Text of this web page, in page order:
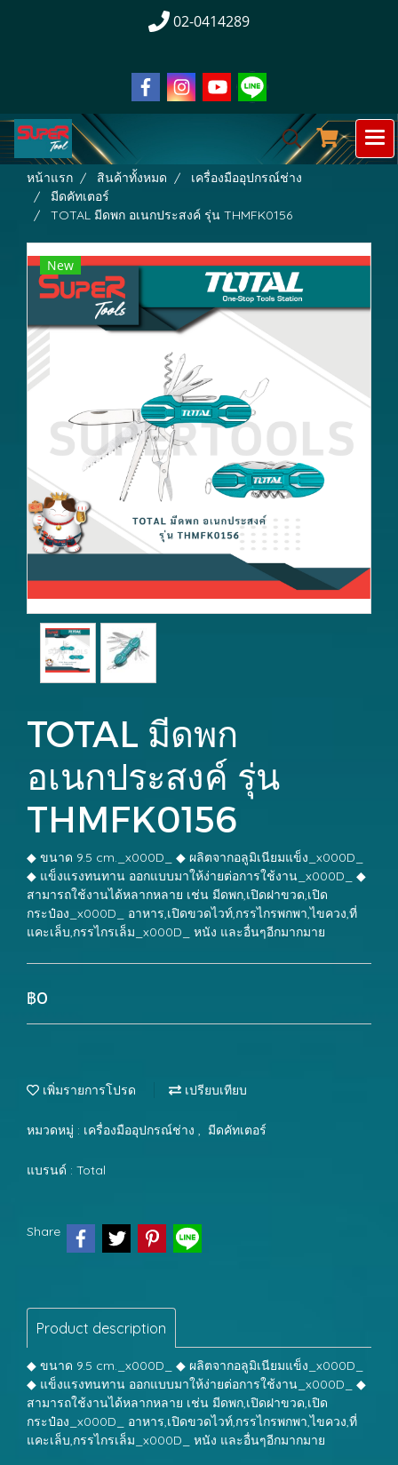
02-0414289
หน้าแรก สินค้าทั้งหมด
เครื่องมืออุปกรณ์ช่าง
มีดคัทเตอร์
TOTAL มีดพก อเนกประสงค์ รุ่น THMFK0156
New
TOTAL มีดพก
อเนกประสงค์ รุ่น
THMFK0156
◆ ขนาด 9.5 cm._x000D_ ◆ ผลิตจากอลูมิเนียมแข็ง_x000D_
◆ แข็งแรงทนทาน ออกแบบมาให้ง่ายต่อการใช้งาน_x000D_ ◆
สามารถใช้งานได้หลากหลาย เช่น มีดพก,เปิดฝาขวด,เปิด
กระป๋อง_x000D_ อาหาร,เปิดขวดไวท์,กรรไกรพกพา,ไขควง,ที่
แคะเล็บ,กรรไกรเล็ม_x000D_ หนัง และอื่นๆอีกมากมาย
฿0
เพิ่มรายการโปรด เปรียบเทียบ
หมวดหมู่ : เครื่องมืออุปกรณ์ช่าง , มีดคัทเตอร์
แบรนด์ : Total
Share
Product description
◆ ขนาด 9.5 cm._x000D_ ◆ ผลิตจากอลูมิเนียมแข็ง_x000D_
◆ แข็งแรงทนทาน ออกแบบมาให้ง่ายต่อการใช้งาน_x000D_ ◆
สามารถใช้งานได้หลากหลาย เช่น มีดพก,เปิดฝาขวด,เปิด
กระป๋อง_x000D_ อาหาร,เปิดขวดไวท์,กรรไกรพกพา,ไขควง,ที่
แคะเล็บ,กรรไกรเล็ม_x000D_ หนัง และอื่นๆอีกมากมาย